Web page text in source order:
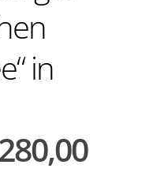
in